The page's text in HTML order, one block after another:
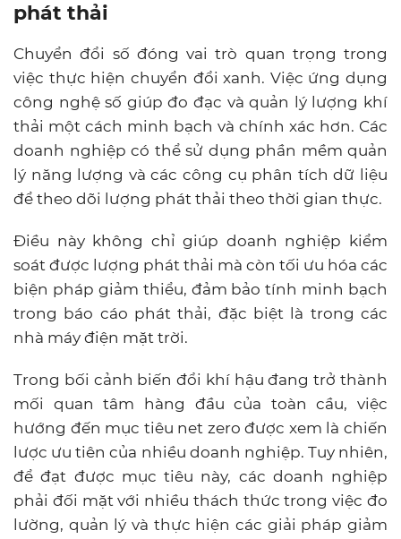
phát thải
Chuyển đổi số đóng vai trò quan trọng trong
việc thực hiện chuyển đổi xanh. Việc ứng dụng
công nghệ số giúp đo đạc và quản lý lượng khí
thải một cách minh bạch và chính xác hơn. Các
doanh nghiệp có thể sử dụng phần mềm quản
lý năng lượng và các công cụ phân tích dữ liệu
để theo dõi lượng phát thải theo thời gian thực.
Điều này không chỉ giúp doanh nghiệp kiểm
soát được lượng phát thải mà còn tối ưu hóa các
biện pháp giảm thiểu, đảm bảo tính minh bạch
trong báo cáo phát thải, đặc biệt là trong các
nhà máy điện mặt trời.
Trong bối cảnh biến đổi khí hậu đang trở thành
mối quan tâm hàng đầu của toàn cầu, việc
hướng đến mục tiêu net zero được xem là chiến
lược ưu tiên của nhiều doanh nghiệp. Tuy nhiên,
để đạt được mục tiêu này, các doanh nghiệp
phải đối mặt với nhiều thách thức trong việc đo
lường, quản lý và thực hiện các giải pháp giảm